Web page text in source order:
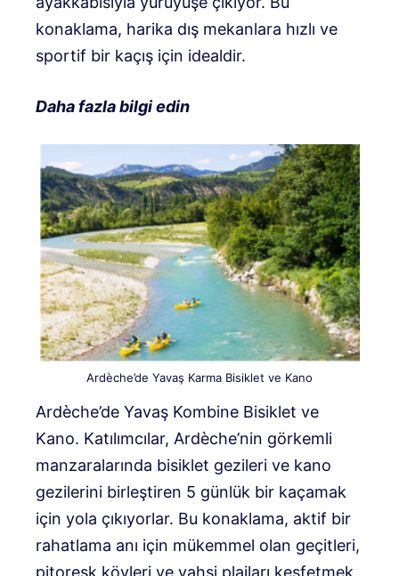
konaklama, harika dış mekanlara hızlı ve
sportif bir kaçış için idealdir.
Daha fazla bilgi edin
Ardèche’de Yavaş Karma Bisiklet ve Kano
Ardèche’de Yavaş Kombine Bisiklet ve
Kano. Katılımcılar, Ardèche’nin görkemli
manzaralarında bisiklet gezileri ve kano
gezilerini birleştiren 5 günlük bir kaçamak
için yola çıkıyorlar. Bu konaklama, aktif bir
rahatlama anı için mükemmel olan geçitleri,
pitoresk köyleri ve vahşi plajları keşfetmek